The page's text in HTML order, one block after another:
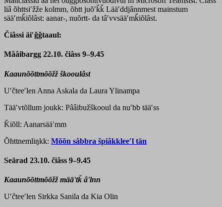
liâ õhttsiʹžže kolmm, õhtt juõʹǩǩ Lääʹddjânnmest mainstum
sääʹmǩiõlâst: aanar-, nuõrtt- da tâʹvvsääʹmǩiõlâst.
Čiâssi äiʹǧǧtaaul:
Mââibargg 22.10. čiâss 9–9.45
Kaaunõõttmõõžž škooulâst
Uʹčteeʹlen Anna Askala da Laura Ylinampa
Tääʹvtõllum joukk: Pââibužškooul da nuʹbb tääʹss
Ǩiõll: Aanarsääʹmm
Õhttnemliŋkk: Mõõn såbbra špiâkkleeʹl tän
Seärad 23.10. čiâss 9–9.45
Kaaunõõttmõõžž määʹtǩ âʹlnn
Uʹčteeʹlen Sirkka Sanila da Kia Olin